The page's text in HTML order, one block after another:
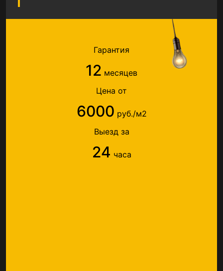
Гарантия
12 месяцев
Цена от
6000 руб./м2
Выезд за
24 часа